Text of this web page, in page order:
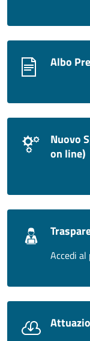
Albo
Nuovo
on line)
Accedi